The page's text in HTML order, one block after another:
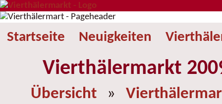
Startseite Neuigkeiten
Vierthälermarkt
Übersicht »